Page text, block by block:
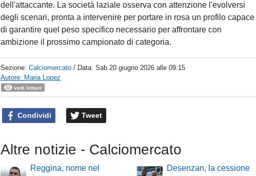
dell'attaccante. La società laziale osserva con attenzione l'evolversi
degli scenari, pronta a intervenire per portare in rosa un profilo capace
di garantire quel peso specifico necessario per affrontare con
ambizione il prossimo campionato di categoria.
Sezione:Calciomercato / Data:Sab 20 giugno 2026 alle 09:15
Autore: Maria Lopez
vedi letture
Condividi Tweet
Altre notizie - Calciomercato
Reggina, nome nel
Desenzan, la cessione